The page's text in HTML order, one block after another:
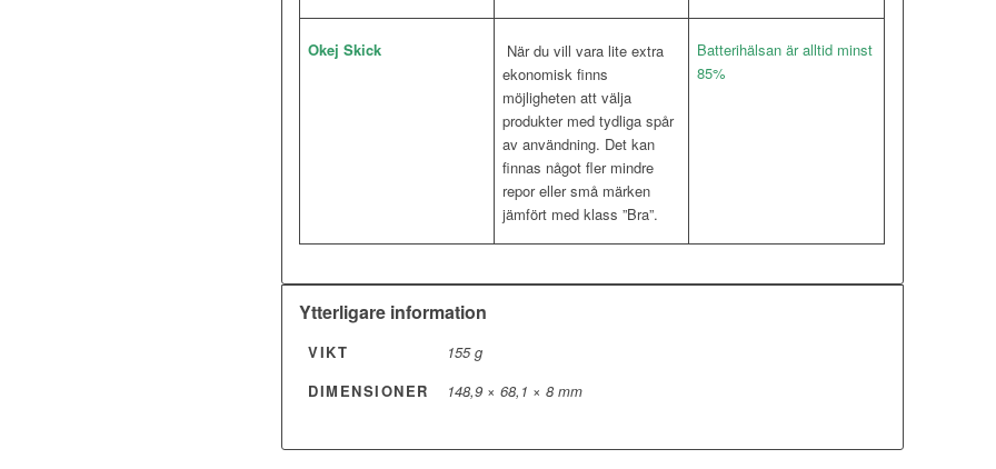
Okej Skick
När du vill vara lite extra
ekonomisk finns
möjligheten att välja
produkter med tydliga spår
av användning. Det kan
finnas något fler mindre
repor eller små märken
jämfört med klass ”Bra”.
Batterihälsan är alltid minst
85%
Ytterligare information
VIKT
155 g
DIMENSIONER
148,9 × 68,1 × 8 mm